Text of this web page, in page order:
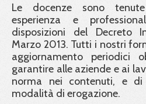
Le docenze sono
esperienza e
disposizioni del Decreto
Marzo 2013. Tutti i nostri
aggiornamento periodici
garantire alle aziende e ai
norma nei contenuti, e
modalità di erogazione.